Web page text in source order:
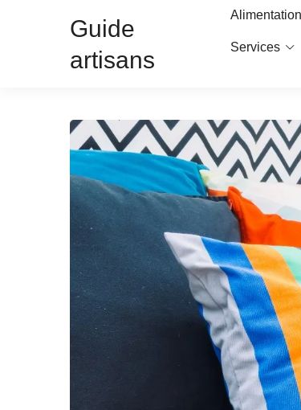
Guide
artisans
Alimentation
Services